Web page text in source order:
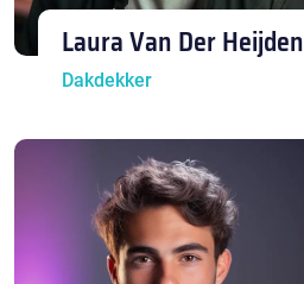
Laura Van Der Heijden
Dakdekker